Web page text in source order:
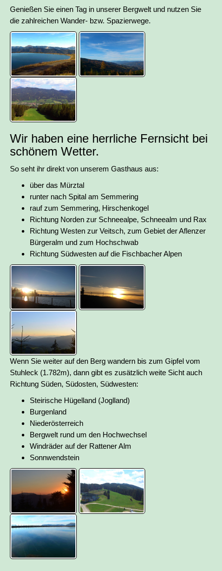
Genießen Sie einen Tag in unserer Bergwelt und nutzen Sie
die zahlreichen Wander- bzw. Spazierwege.
Wir haben eine herrliche Fernsicht bei
schönem Wetter.
So seht ihr direkt von unserem Gasthaus aus:
über das Mürztal
runter nach Spital am Semmering
rauf zum Semmering, Hirschenkogel
Richtung Norden zur Schneealpe, Schneealm und Rax
Richtung Westen zur Veitsch, zum Gebiet der Aflenzer
Bürgeralm und zum Hochschwab
Richtung Südwesten auf die Fischbacher Alpen
Wenn Sie weiter auf den Berg wandern bis zum Gipfel vom
Stuhleck (1.782m), dann gibt es zusätzlich weite Sicht auch
Richtung Süden, Südosten, Südwesten:
Steirische Hügelland (Joglland)
Burgenland
Niederösterreich
Bergwelt rund um den Hochwechsel
Windräder auf der Rattener Alm
Sonnwendstein